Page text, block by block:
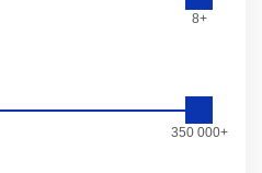
8+
350 000+